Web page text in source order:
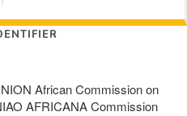
African Commission on
AFRICANA Commission